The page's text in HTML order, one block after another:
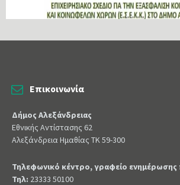
Επικοινωνία
Δήμος Αλεξάνδρειας
Εθνικής Αντίστασης 62
Αλεξάνδρεια Ημαθίας ΤΚ 59-300
Τηλεφωνικό κέντρο, γραφείο ενημέρωσης
Τηλ: 23333 50100